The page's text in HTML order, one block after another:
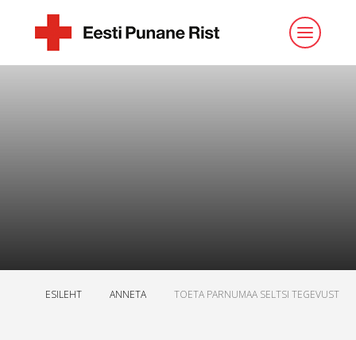
ESILEHT ANNETA TOETA PARNUMAA SELTSI TEGEVUST